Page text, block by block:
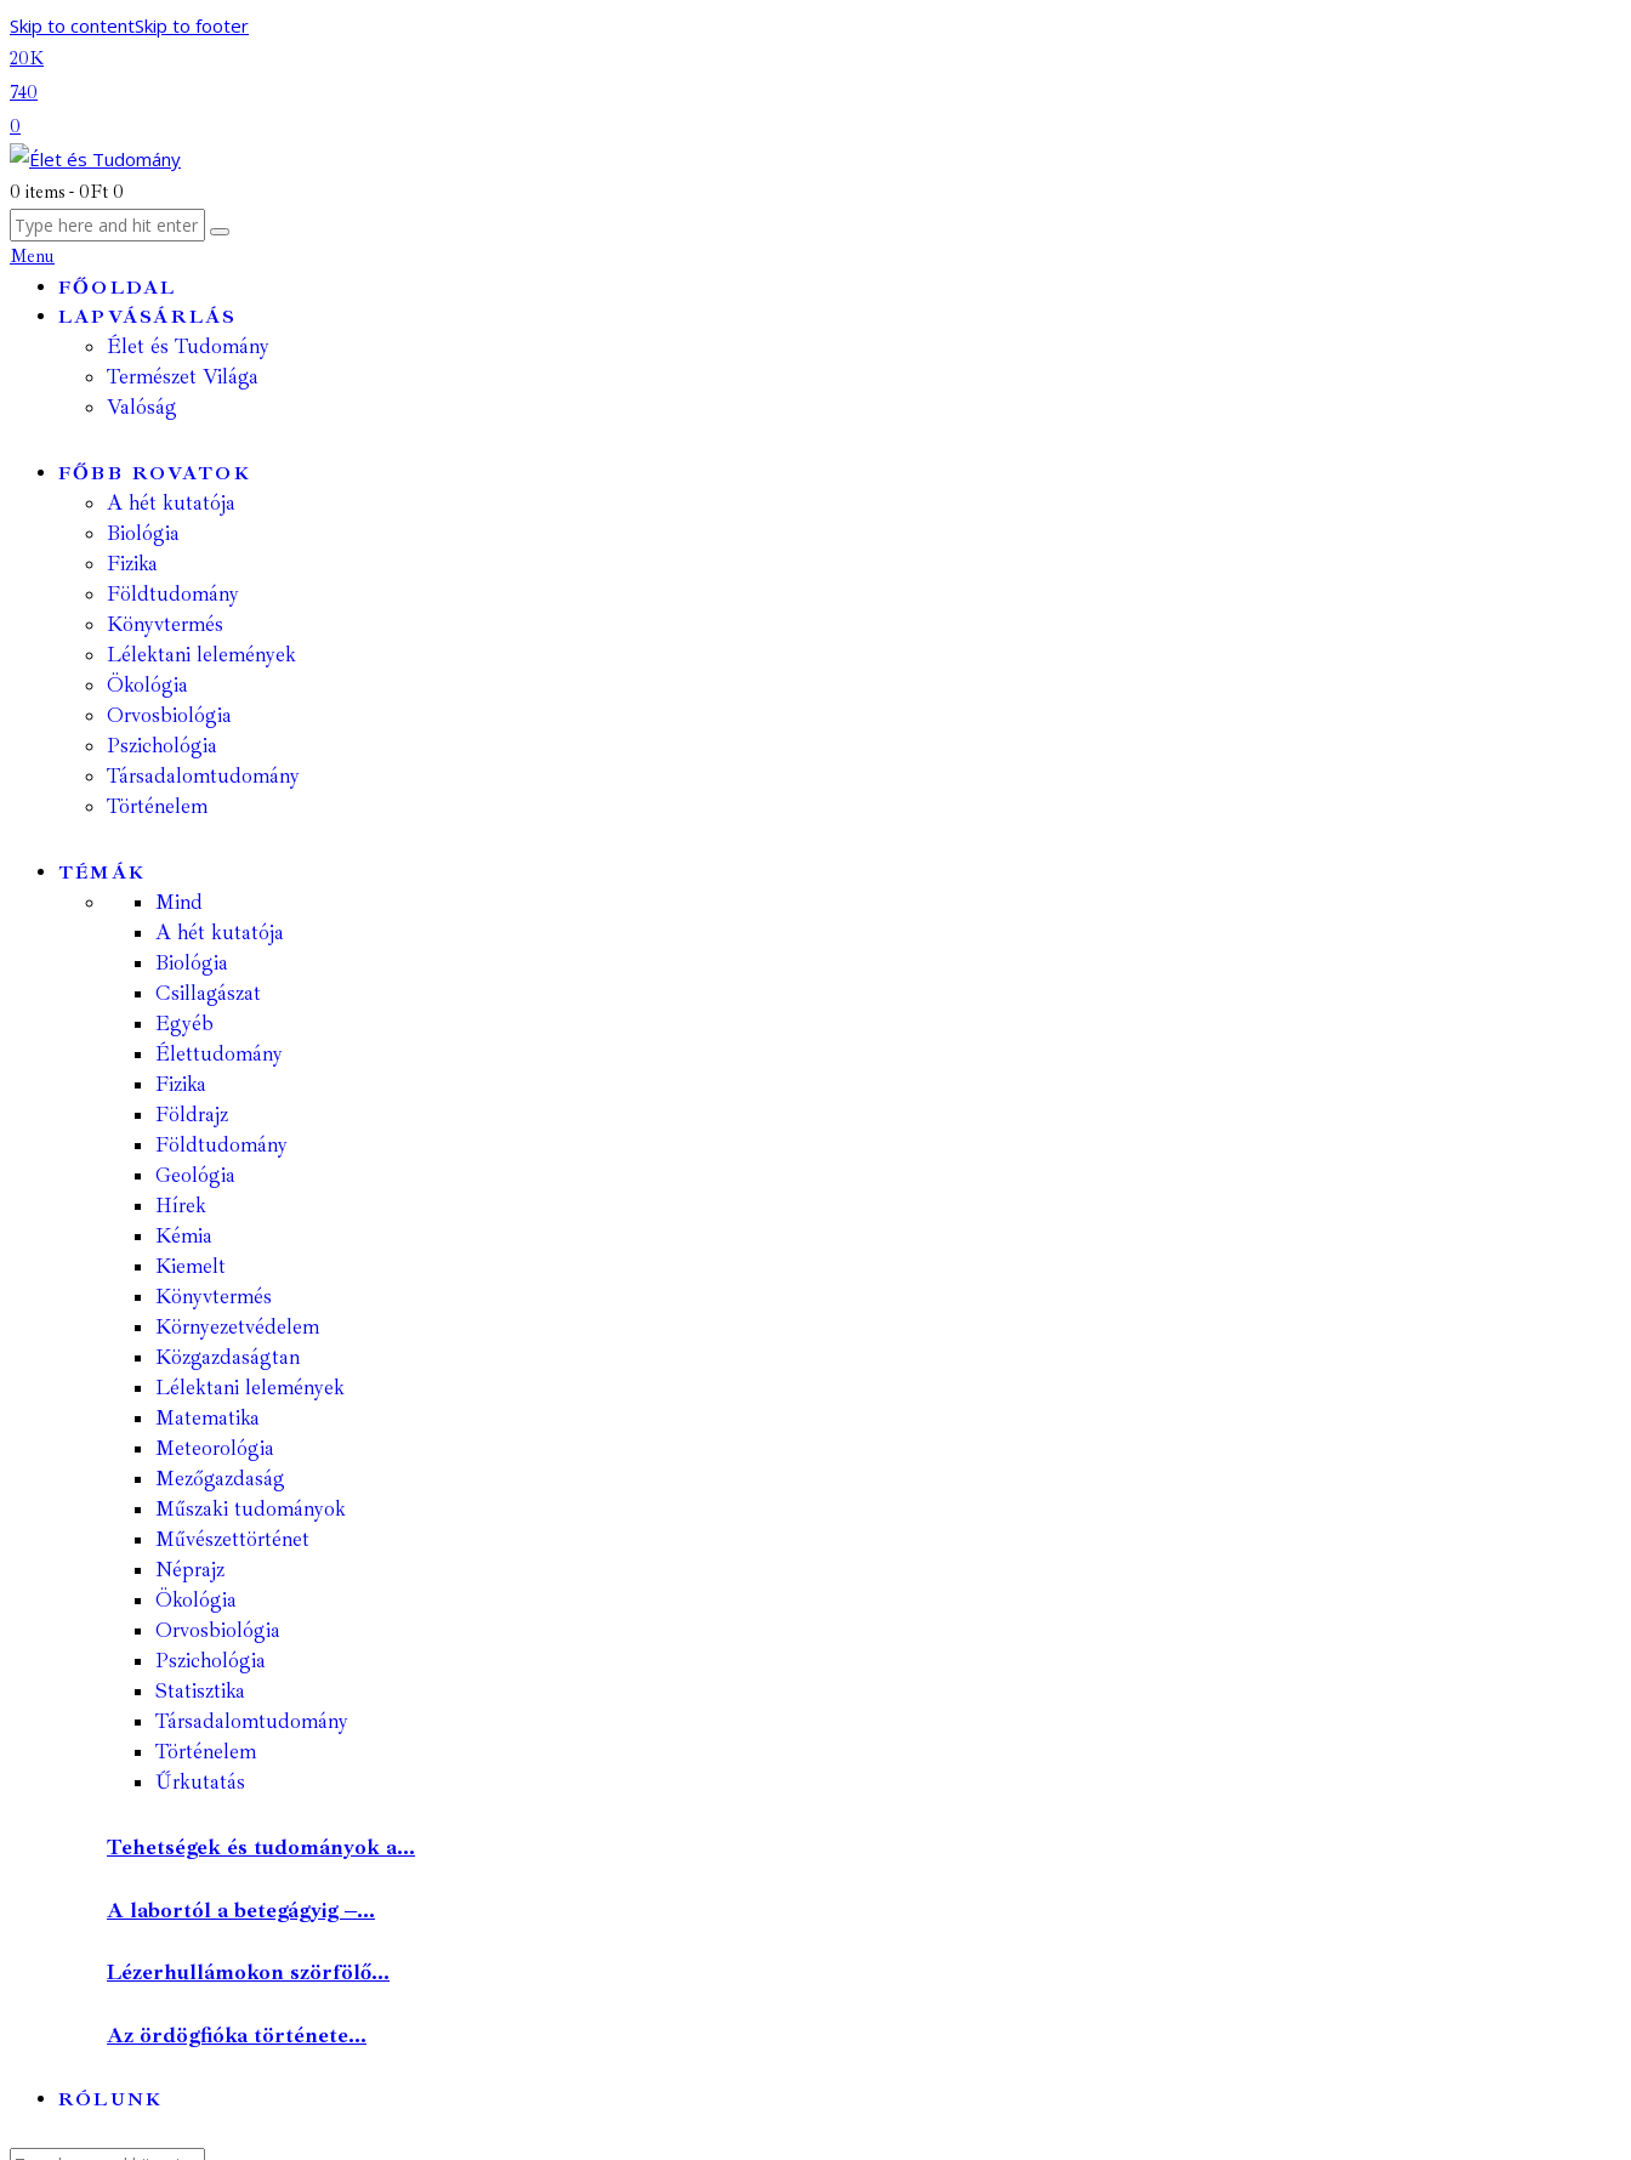
Skip to contentSkip to footer
20K
740
0
0 items - 0Ft 0
Menu
FŐOLDAL
LAPVÁSÁRLÁS
Élet és Tudomány
Természet Világa
Valóság
FŐBB ROVATOK
A hét kutatója
Biológia
Fizika
Földtudomány
Könyvtermés
Lélektani lelemények
Ökológia
Orvosbiológia
Pszichológia
Társadalomtudomány
Történelem
TÉMÁK
Mind
A hét kutatója
Biológia
Csillagászat
Egyéb
Élettudomány
Fizika
Földrajz
Földtudomány
Geológia
Hírek
Kémia
Kiemelt
Könyvtermés
Környezetvédelem
Közgazdaságtan
Lélektani lelemények
Matematika
Meteorológia
Mezőgazdaság
Műszaki tudományok
Művészettörténet
Néprajz
Ökológia
Orvosbiológia
Pszichológia
Statisztika
Társadalomtudomány
Történelem
Űrkutatás
Tehetségek és tudományok a...
A labortól a betegágyig –...
Lézerhullámokon szörfölő...
Az ördögfióka története...
RÓLUNK